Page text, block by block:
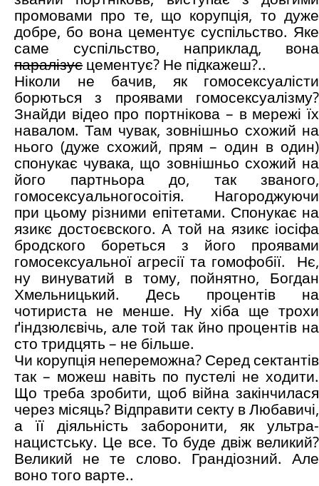
промовами про те, що корупція, то дуже
добре, бо вона цементує суспільство. Яке
саме суспільство, наприклад, вона
паралізує цементує? Не підкажеш?..
Ніколи не бачив, як гомосексуалісти
борються з проявами гомосексуалізму?
Знайди відео про портнікова – в мережі їх
навалом. Там чувак, зовнішньо схожий на
нього (дуже схожий, прям – один в один)
спонукає чувака, що зовнішньо схожий на
його партньора до, так званого,
гомосексуальногосоітія. Нагороджуючи
при цьому різними епітетами. Спонукає на
язикє достоєвского. А той на язикє іосіфа
бродского бореться з його проявами
гомосексуальної агресії та гомофобії. Нє,
ну винуватий в тому, пойнятно, Богдан
Хмельницький. Десь процентів на
чотириста не менше. Ну хіба ще трохи
ґіндзюлєвічь, але той так йно процентів на
сто тридцять – не більше.
Чи корупція непереможна? Серед сектантів
так – можеш навіть по пустелі не ходити.
Що треба зробити, щоб війна закінчилася
через місяць? Відправити секту в Любавичі,
а її діяльність заборонити, як ультра-
нацистську. Це все. То буде двіж великий?
Великий не те слово. Грандіозний. Але
воно того варте..